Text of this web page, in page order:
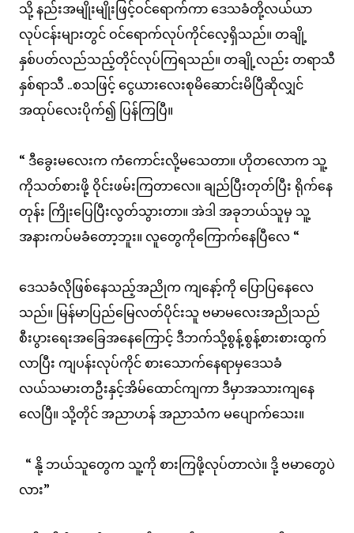
သို့ နည်းအမျိုးမျိုးဖြင့်ဝင်ရောက်ကာ ဒေသခံတို့လယ်ယာ
လုပ်ငန်းများတွင် ဝင်ရောက်လုပ်ကိုင်လေ့ရှိသည်။ တချို့
နှစ်ပတ်လည်သည့်တိုင်လုပ်ကြရသည်။ တချို့လည်း တရာသီ
နှစ်ရာသီ ..စသဖြင့် ငွေယားလေးစုမိဆောင်းမိပြီဆိုလျှင်
အထုပ်လေးပိုက်၍ ပြန်ကြပြီ။
“ ဒီခွေးမလေးက ကံကောင်းလို့မသေတာ။ ဟိုတလောက သူ့
ကိုသတ်စားဖို့ ဝိုင်းဖမ်းကြတာလေ။ ချည်ပြီးတုတ်ပြီး ရိုက်နေ
တုန်း ကြိုးပြေပြီးလွတ်သွားတာ။ အဲဒါ အခုဘယ်သူမှ သူ့
အနားကပ်မခံတော့ဘူး။ လူတွေကိုကြောက်နေပြီလေ “
ဒေသခံလိုဖြစ်နေသည့်အညိုက ကျနော့်ကို ပြောပြနေလေ
သည်။ မြန်မာပြည်မြေလတ်ပိုင်းသူ ဗမာမလေးအညိုသည်
စီးပွားရေးအခြေအနေကြောင့် ဒီဘက်သို့စွန့်စွန့်စားစားထွက်
လာပြီး ကျပန်းလုပ်ကိုင် စားသောက်နေရာမှဒေသခံ
လယ်သမားတဦးနှင့်အိမ်ထောင်ကျကာ ဒီမှာအသားကျနေ
လေပြီ။ သို့တိုင် အညာဟန် အညာသံက မပျောက်သေး။
“ နို့ ဘယ်သူတွေက သူ့ကို စားကြဖို့လုပ်တာလဲ။ ဒို့ ဗမာတွေပဲ
လား”